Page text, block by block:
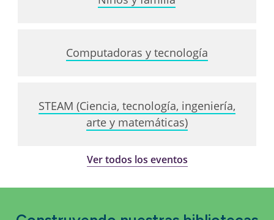
Computadoras y tecnología
STEAM (Ciencia, tecnología, ingeniería,
arte y matemáticas)
Ver todos los eventos